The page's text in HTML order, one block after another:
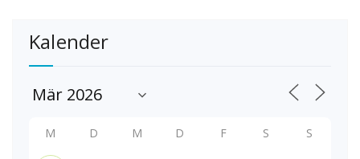
Kalender
M D M D F S S